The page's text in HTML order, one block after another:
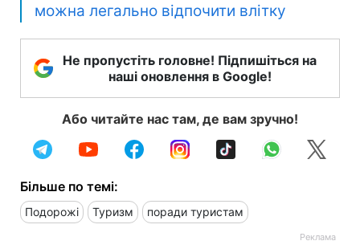
можна легально відпочити влітку
Не пропустіть головне! Підпишіться на
наші оновлення в Google!
Або читайте нас там, де вам зручно!
Більше по темі:
Подорожі Туризм поради туристам